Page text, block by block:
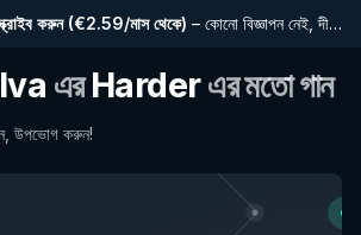
করুন(€2.59/মাস থেকে) – কোনো বিজ্ঞাপন নেই, দীর্ঘতর প্লেলিস্ট, সম্পূর্ণ ইতিহাস এবং নতুন বৈশিষ্ট্যে প্রাথমিক প্রবেশাধিকার
এরHarderএর মতো গান
উপভোগ করুন!